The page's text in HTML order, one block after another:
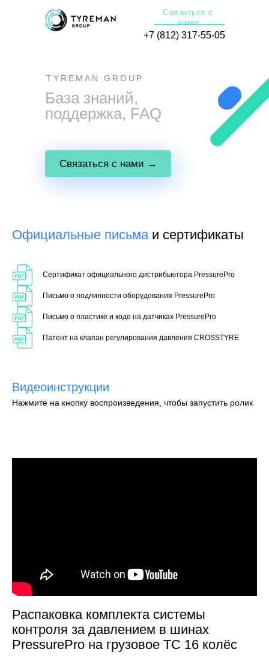
Связаться с
нами
+7 (812) 317-55-05
info@tyreman.group
База знаний,
поддержка, FAQ
Связаться с нами →
TYREMAN GROUP
Официальные письма и сертификаты
Сертификат официального дистрибьютора PressurePro
Письмо о подлинности оборудования PressurePro
Письмо о пластике и коде на датчиках PressurePro
Патент на клапан регулирования давления CROSSTYRE
Видеоинструкции
Нажмите на кнопку воспроизведения, чтобы запустить ролик
Распаковка комплекта системы
контроля за давлением в шинах
PressurePro на грузовое ТС 16 колёс